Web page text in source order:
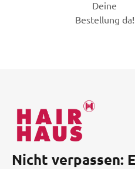
Deine
Bestellung da!
Nicht verpassen: